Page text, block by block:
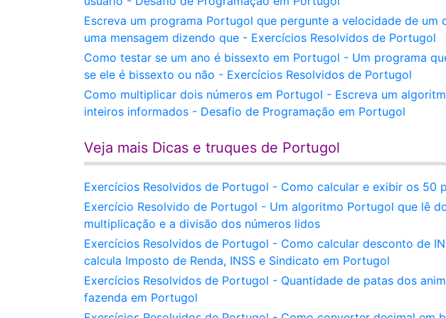
Escreva um programa Portugol que pergunte a velocidade de um
uma mensagem dizendo que - Exercícios Resolvidos de Portugol
Como testar se um ano é bissexto em Portugol - Um programa
se ele é bissexto ou não - Exercícios Resolvidos de Portugol
Como multiplicar dois números em Portugol - Escreva um
inteiros informados - Desafio de Programação em Portugol
Veja mais Dicas e truques de Portugol
Exercícios Resolvidos de Portugol - Como calcular e exibir os 50
Exercício Resolvido de Portugol - Um algoritmo Portugol que lê
multiplicação e a divisão dos números lidos
Exercícios Resolvidos de Portugol - Como calcular desconto de
calcula Imposto de Renda, INSS e Sindicato em Portugol
Exercícios Resolvidos de Portugol - Quantidade de patas dos
fazenda em Portugol